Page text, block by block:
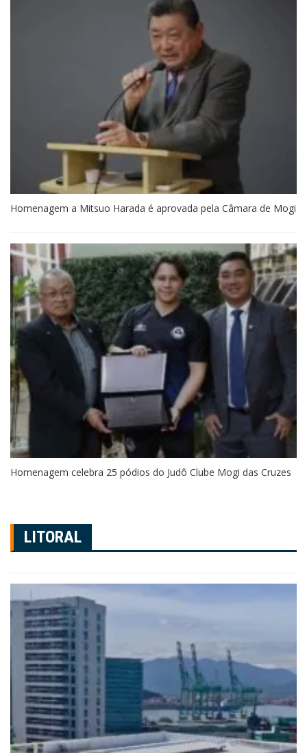
Homenagem a Mitsuo Harada é aprovada pela Câmara de Mogi
Homenagem celebra 25 pódios do Judô Clube Mogi das Cruzes
LITORAL